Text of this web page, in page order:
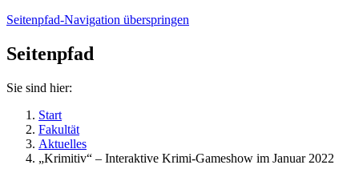
Seitenpfad-Navigation überspringen
Seitenpfad
Sie sind hier:
Start
Fakultät
Aktuelles
„Krimitiv“ – Interaktive Krimi-Gameshow im Januar 2022